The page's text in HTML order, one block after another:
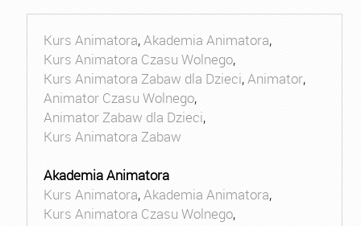
Kurs Animatora,Akademia Animatora,
Kurs Animatora Czasu Wolnego,
Kurs Animatora Zabaw dla Dzieci,Animator,
Animator Czasu Wolnego,
Animator Zabaw dla Dzieci,
Kurs Animatora Zabaw
Akademia Animatora
Kurs Animatora,Akademia Animatora,
Kurs Animatora Czasu Wolnego,